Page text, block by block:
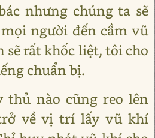
nhưng chúng ta sẽ
người đến cầm vũ
sẽ rất khốc liệt, tôi cho
chuẩn bị.
thủ nào cũng reo lên
về vị trí lấy vũ khí